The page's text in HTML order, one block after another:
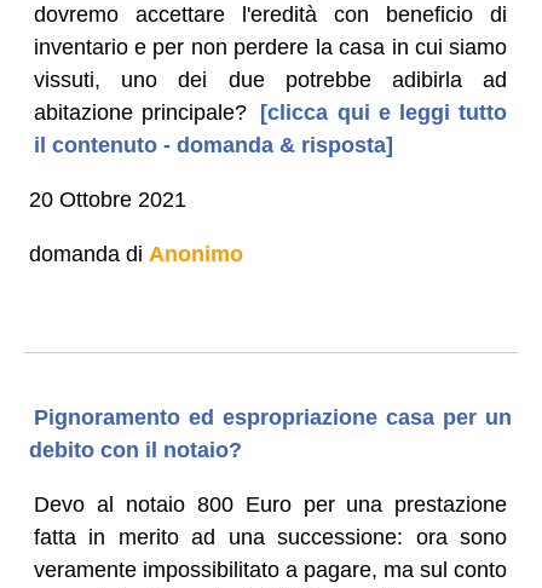
dovremo accettare l'eredità con beneficio di
inventario e per non perdere la casa in cui siamo
vissuti, uno dei due potrebbe adibirla ad
abitazione principale?
[clicca qui e leggi tutto
il contenuto - domanda & risposta]
20 Ottobre 2021
domanda di Anonimo
Pignoramento ed espropriazione casa per un
debito con il notaio?
Devo al notaio 800 Euro per una prestazione
fatta in merito ad una successione: ora sono
veramente impossibilitato a pagare, ma sul conto